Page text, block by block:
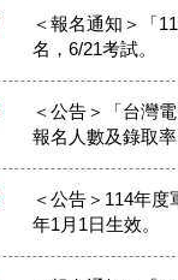
＜報名通知＞「​
名，6/21考試。
＜公告＞「台灣
報名人數及錄取
＜公告＞114年
年1月1日生效。